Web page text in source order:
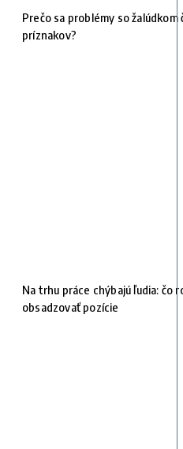
Prečo sa problémy so
príznakov?
Na trhu práce chýbajú ľudia: čo
obsadzovať pozície